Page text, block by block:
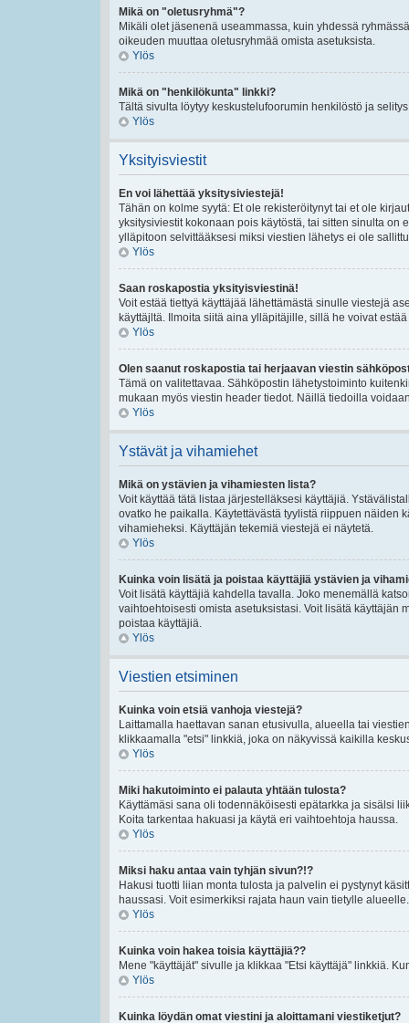
Mikä on "oletusryhmä"?
Mikäli olet jäsenenä useammassa, kuin yhdessä
oikeuden muuttaa oletusryhmää omista asetuksista.
Ylös
Mikä on "henkilökunta" linkki?
Tältä sivulta löytyy keskustelufoorumin henkilöstö ja
Ylös
Yksityisviestit
En voi lähettää yksitysiviestejä!
Tähän on kolme syytä: Et ole rekisteröitynyt tai et ole
yksitysiviestit kokonaan pois käytöstä, tai sitten sinulta on
ylläpitoon selvittääksesi miksi viestien lähetys ei ole
Ylös
Saan roskapostia yksityisviestinä!
Voit estää tiettyä käyttäjää lähettämästä sinulle viestejä
käyttäjltä. Ilmoita siitä aina ylläpitäjille, sillä he voivat
Ylös
Olen saanut roskapostia tai herjaavan viestin
Tämä on valitettavaa. Sähköpostin lähetystoiminto
mukaan myös viestin header tiedot. Näillä tiedoilla
Ylös
Ystävät ja vihamiehet
Mikä on ystävien ja vihamiesten lista?
Voit käyttää tätä listaa järjestelläksesi käyttäjiä.
ovatko he paikalla. Käytettävästä tyylistä riippuen näiden
vihamieheksi. Käyttäjän tekemiä viestejä ei näytetä.
Ylös
Kuinka voin lisätä ja poistaa käyttäjiä ystävien ja
Voit lisätä käyttäjiä kahdella tavalla. Joko menemällä
vaihtoehtoisesti omista asetuksistasi. Voit lisätä
poistaa käyttäjiä.
Ylös
Viestien etsiminen
Kuinka voin etsiä vanhoja viestejä?
Laittamalla haettavan sanan etusivulla, alueella tai
klikkaamalla "etsi" linkkiä, joka on näkyvissä kaikilla
Ylös
Miki hakutoiminto ei palauta yhtään tulosta?
Käyttämäsi sana oli todennäköisesti epätarkka ja sisälsi
Koita tarkentaa hakuasi ja käytä eri vaihtoehtoja haussa.
Ylös
Miksi haku antaa vain tyhjän sivun?!?
Hakusi tuotti liian monta tulosta ja palvelin ei pystynyt
haussasi. Voit esimerkiksi rajata haun vain tietylle alueelle.
Ylös
Kuinka voin hakea toisia käyttäjiä??
Mene "käyttäjät" sivulle ja klikkaa "Etsi käyttäjä" linkkiä.
Ylös
Kuinka löydän omat viestini ja aloittamani viestiketjut?